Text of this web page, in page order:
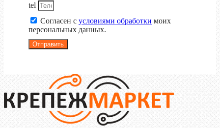
tel
Согласен с условиями обработки моих
персональных данных.
Отправить